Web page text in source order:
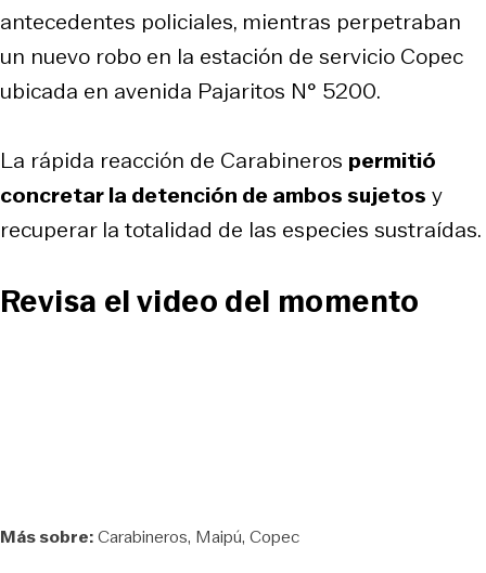
antecedentes policiales, mientras perpetraban
un nuevo robo en la estación de servicio Copec
ubicada en avenida Pajaritos N° 5200.
La rápida reacción de Carabineros permitió
concretar la detención de ambos sujetos y
recuperar la totalidad de las especies sustraídas.
Revisa el video del momento
Más sobre:Carabineros Maipú Copec